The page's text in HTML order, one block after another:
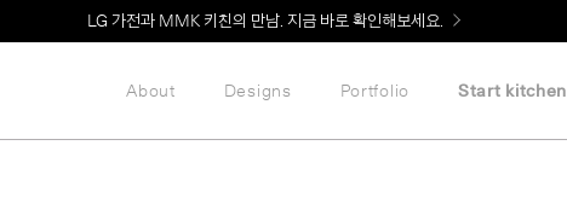
Welcome! 신규 회원가입 시 MMK Shop Coupon (총 60만원) 지급
LG 가전과 MMK 키친의 만남. 지금 바로 확인해보세요.
About Designs Portfolio Start kitchen